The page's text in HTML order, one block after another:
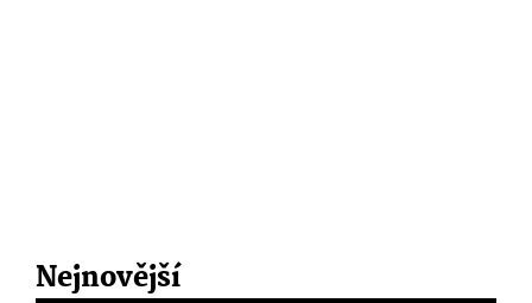
Nejnovější